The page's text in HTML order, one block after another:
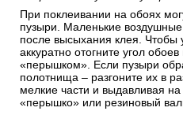
При поклеивании на обоях
пузыри. Маленькие
после высыхания клея. Чтобы
аккуратно отогните угол
«перышком». Если пузыри
полотнища – разгоните их в
мелкие части и выдавливая на
«перышко» или резиновый